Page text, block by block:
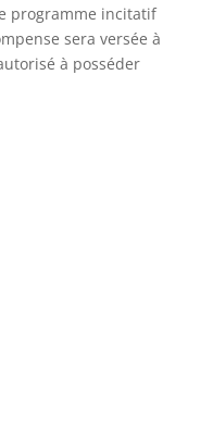
programme incitatif
sera versée à
à posséder